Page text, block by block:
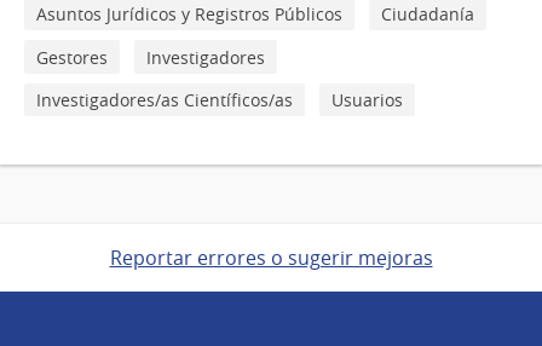
Asuntos Jurídicos y Registros Públicos
Ciudadanía
Gestores
Investigadores
Investigadores/as Científicos/as
Usuarios
Reportar errores o sugerir mejoras